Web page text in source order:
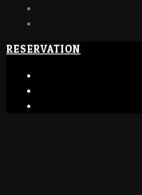
RESERVATION